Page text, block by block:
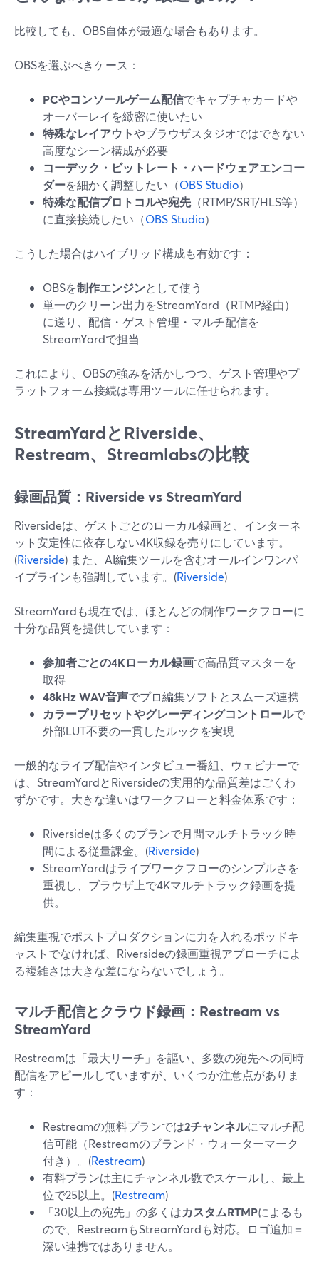
比較しても、OBS自体が最適な場合もあります。
OBSを選ぶべきケース：
PCやコンソールゲーム配信でキャプチャカードや
オーバーレイを緻密に使いたい
特殊なレイアウトやブラウザスタジオではできない
高度なシーン構成が必要
コーデック・ビットレート・ハードウェアエンコー
ダーを細かく調整したい（OBS Studio）
特殊な配信プロトコルや宛先（RTMP/SRT/HLS等）
に直接接続したい（OBS Studio）
こうした場合はハイブリッド構成も有効です：
OBSを制作エンジンとして使う
単一のクリーン出力をStreamYard（RTMP経由）
に送り、配信・ゲスト管理・マルチ配信を
StreamYardで担当
これにより、OBSの強みを活かしつつ、ゲスト管理やプ
ラットフォーム接続は専用ツールに任せられます。
StreamYardとRiverside、
Restream、Streamlabsの比較
録画品質：Riverside vs StreamYard
Riversideは、ゲストごとのローカル録画と、インターネ
ット安定性に依存しない4K収録を売りにしています。
(Riverside) また、AI編集ツールを含むオールインワンパ
イプラインも強調しています。(Riverside)
StreamYardも現在では、ほとんどの制作ワークフローに
十分な品質を提供しています：
参加者ごとの4Kローカル録画で高品質マスターを
取得
48kHz WAV音声でプロ編集ソフトとスムーズ連携
カラープリセットやグレーディングコントロールで
外部LUT不要の一貫したルックを実現
一般的なライブ配信やインタビュー番組、ウェビナーで
は、StreamYardとRiversideの実用的な品質差はごくわ
ずかです。大きな違いはワークフローと料金体系です：
Riversideは多くのプランで月間マルチトラック時
間による従量課金。(Riverside)
StreamYardはライブワークフローのシンプルさを
重視し、ブラウザ上で4Kマルチトラック録画を提
供。
編集重視でポストプロダクションに力を入れるポッドキ
ャストでなければ、Riversideの録画重視アプローチによ
る複雑さは大きな差にならないでしょう。
マルチ配信とクラウド録画：Restream vs
StreamYard
Restreamは「最大リーチ」を謳い、多数の宛先への同時
配信をアピールしていますが、いくつか注意点がありま
す：
Restreamの無料プランでは2チャンネルにマルチ配
信可能（Restreamのブランド・ウォーターマーク
付き）。(Restream)
有料プランは主にチャンネル数でスケールし、最上
位で25以上。(Restream)
「30以上の宛先」の多くはカスタムRTMPによるも
ので、RestreamもStreamYardも対応。ロゴ追加＝
深い連携ではありません。